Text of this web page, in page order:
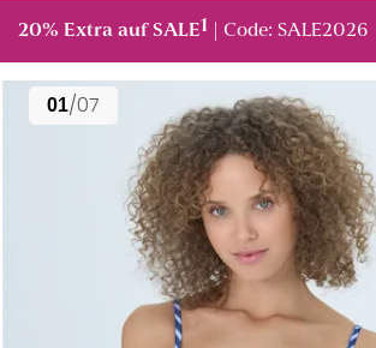
20% Extra auf SALE1 | Code: SALE2026
01/07